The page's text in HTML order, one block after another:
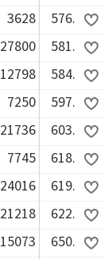
3628
576.
27800
581.
12798
584.
7250
597.
21736
603.
7745
618.
24016
619.
21218
622.
15073
650.